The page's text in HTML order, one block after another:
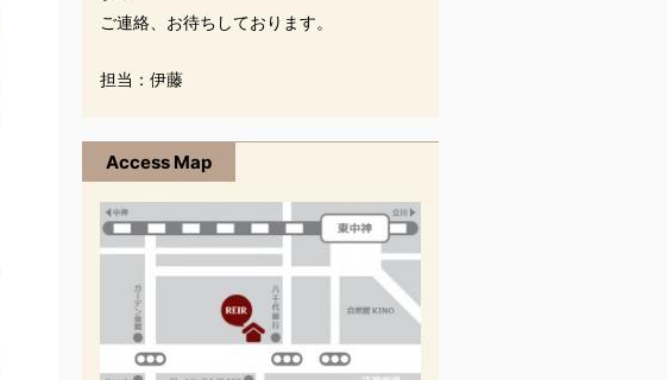
ご連絡、お待ちしております。
担当：伊藤
Access Map